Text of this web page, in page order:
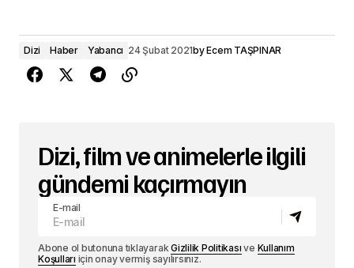
Dizi Haber Yabancı 24 Şubat 2021byEcem TAŞPINAR
Dizi, film ve animelerle ilgili
gündemi kaçırmayın
E-mail
Abone ol butonuna tıklayarakGizlilik Politikası ve Kullanım
Koşulları için onay vermiş sayılırsınız.